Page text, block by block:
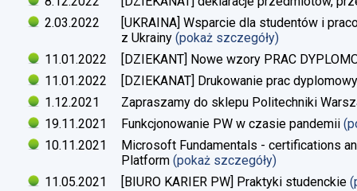
2.03.2022
[UKRAINA] Wsparcie dla studentów i
z Ukrainy (pokaż szczegóły)
11.01.2022
[DZIEKANT] Nowe wzory PRAC
11.01.2022
[DZIEKANAT] Drukowanie prac
1.12.2021
Zapraszamy do sklepu Politechniki
19.11.2021
Funkcjonowanie PW w czasie pandemii
10.11.2021
Microsoft Fundamentals - certifications
Platform (pokaż szczegóły)
11.05.2021
[BIURO KARIER PW] Praktyki studenckie